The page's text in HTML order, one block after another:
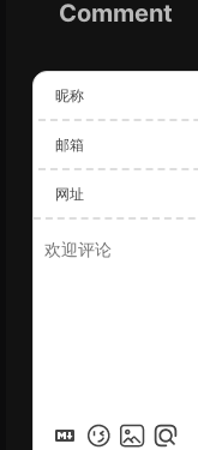
Comment
昵称
邮箱
网址